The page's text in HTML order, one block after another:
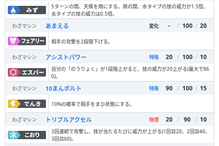
5ターンの間、天候を雨にする。雨の間、水タイプの技の威力が1.5倍、
炎タイプの技の威力は0.5倍。
わざマシン
あまえる 変化 - / 100 / 20
相手の攻撃を2段階下げる。
わざマシン アシストパワー 特殊 20 / 100 / 10
自分の「のうりょく」が1段階上がると、技の威力が20上がる(最大で86
0)。
わざマシン
10まんボルト 特殊 90 / 100 / 15
10%の確率で相手をまひ状態にする。
わざマシン トリプルアクセル 物理 20 / 90 / 10
3回連続で攻撃し、技が当たるたびに威力が上がる(1回目20、2回目40、
3回目60)。